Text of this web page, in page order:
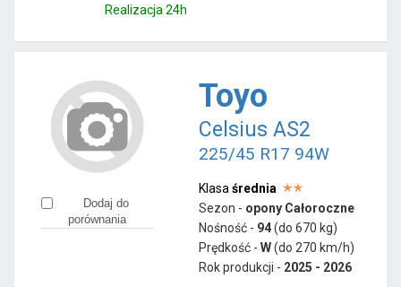
Realizacja 24h
Dodaj do
porównania
Toyo
Celsius AS2
225/45 R17 94W
Klasa średnia
Sezon - opony Całoroczne
Nośność - 94(do 670 kg)
Prędkość - W(do 270 km/h)
Rok produkcji - 2025 - 2026